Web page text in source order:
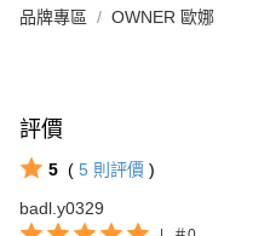
品牌專區 OWNER 歐娜
評價
5 ( 5 則評價 )
badl.y0329